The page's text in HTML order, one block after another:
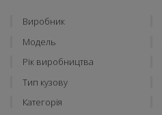
Виробник
Модель
Рік виробництва
Тип кузову
Категорія